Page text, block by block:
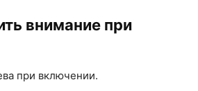
внимание при
при включении.